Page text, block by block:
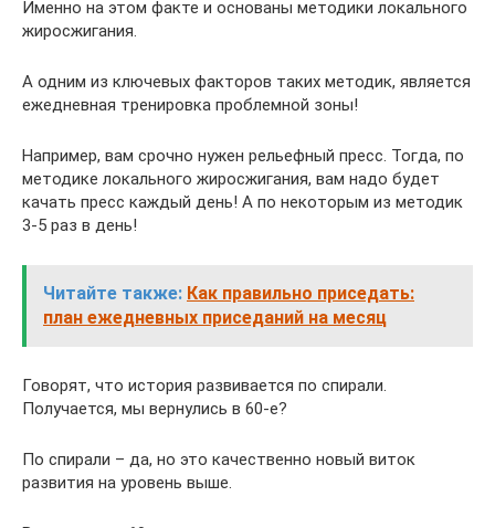
Именно на этом факте и основаны методики локального
жиросжигания.
А одним из ключевых факторов таких методик, является
ежедневная тренировка проблемной зоны!
Например, вам срочно нужен рельефный пресс. Тогда, по
методике локального жиросжигания, вам надо будет
качать пресс каждый день! А по некоторым из методик
3-5 раз в день!
Читайте также: Как правильно приседать:
план ежедневных приседаний на месяц
Говорят, что история развивается по спирали.
Получается, мы вернулись в 60-е?
По спирали – да, но это качественно новый виток
развития на уровень выше.